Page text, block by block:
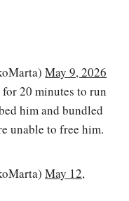
May 9, 2026
20 minutes to run
him and bundled
unable to free him.
May 12,